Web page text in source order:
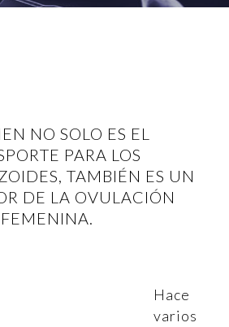
NO SOLO ES EL
PARA LOS
TAMBIÉN ES UN
DE LA OVULACIÓN
FEMENINA.
Hace
varios